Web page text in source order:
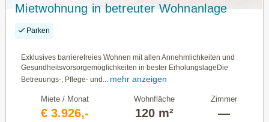
Mietwohnung in betreuter Wohnanlage
Haus B, Top 22 mit 120,20m² WNFL
Parken
Exklusives barrierefreies Wohnen mit allen Annehmlichkeiten und
Gesundheitsvorsorgemöglichkeiten in bester ErholungslageDie
Betreuungs-, Pflege- und... mehr anzeigen
Miete / Monat
€ 3.926,-
Wohnfläche
120 m²
Zimmer
—